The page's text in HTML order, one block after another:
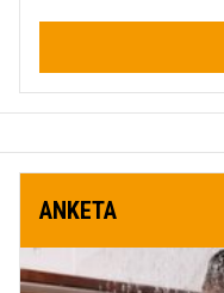
ANKETA